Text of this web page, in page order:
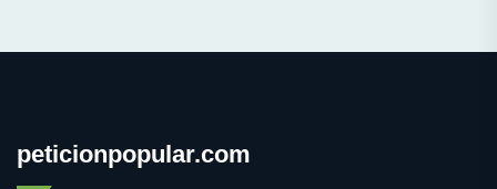
peticionpopular.com